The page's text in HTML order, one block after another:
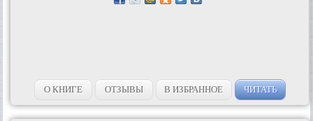
О КНИГЕ ОТЗЫВЫ В ИЗБРАННОЕ ЧИТАТЬ